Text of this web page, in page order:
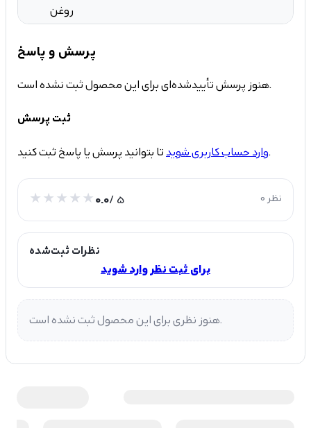
روغن
پرسش و پاسخ
هنوز پرسش تأییدشده‌ای برای این محصول ثبت نشده است.
ثبت پرسش
وارد حساب کاربری شویدتا بتوانید پرسش یا پاسخ ثبت کنید.
0.0/ 5 0 نظر
نظرات ثبت‌شده
برای ثبت نظر وارد شوید
هنوز نظری برای این محصول ثبت نشده است.